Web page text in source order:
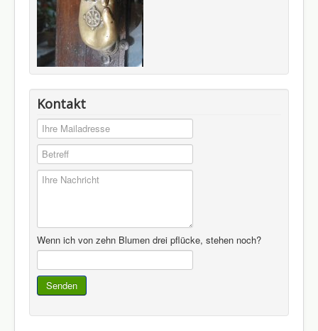
Kontakt
Wenn ich von zehn Blumen drei pflücke, stehen noch?